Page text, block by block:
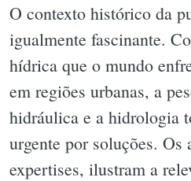
O contexto histórico da
igualmente fascinante.
hídrica que o mundo
em regiões urbanas, a
hidráulica e a hidrologia
urgente por soluções. Os
expertises, ilustram a